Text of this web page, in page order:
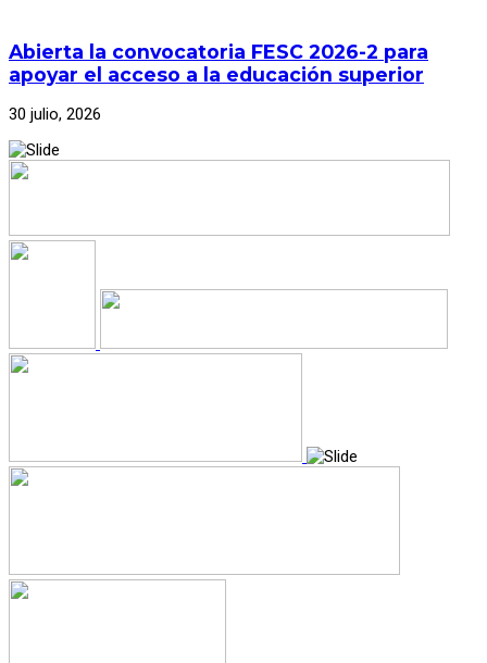
Abierta la convocatoria FESC 2026-2 para
apoyar el acceso a la educación superior
30 julio, 2026